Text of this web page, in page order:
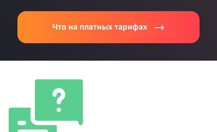
Что на платных тарифах